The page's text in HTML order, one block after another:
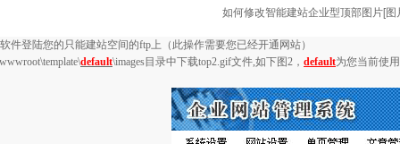
如何修改智能建站企业型顶部图片[图
软件登陆您的只能建站空间的ftp上（此操作需要您已经开通网站）
wwwroot\template\default\images目录中下载top2.gif文件,如下图2 ， default为您当前使